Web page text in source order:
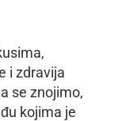
i zdravija
se znojimo,
kojima je